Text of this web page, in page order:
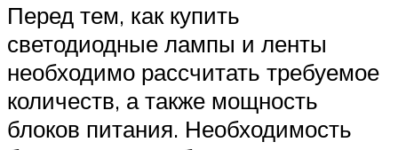
Перед тем, как купить
светодиодные лампы и ленты
необходимо рассчитать требуемое
количеств, а также мощность
блоков питания. Необходимость